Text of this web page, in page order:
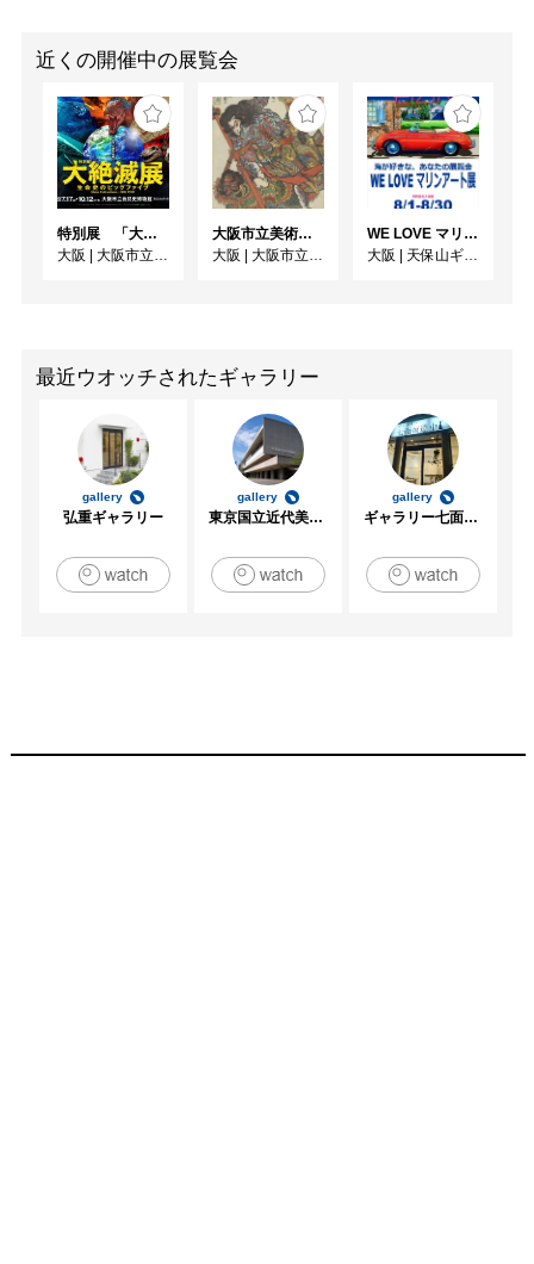
近くの開催中の展覧会
特別展 「大絶滅展ー生命史のビッグファイブ」
大阪 | 大阪市立自然史博物館
大阪市立美術館開館90周年記念特別展 「水滸伝」
大阪 | 大阪市立美術館
WE LOVE マリンアート展 ～海の絵で癒されよう～
大阪 | 天保山ギャラリー
最近ウオッチされたギャラリー
gallery
弘重ギャラリー
gallery
東京国立近代美術館
gallery
ギャラリー七面坂途中